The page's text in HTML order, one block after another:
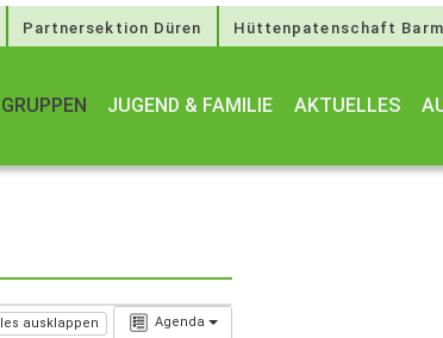
Partnersektion Düren Hüttenpatenschaft
JUGEND & FAMILIE AKTUELLES
Agenda
ausklappen